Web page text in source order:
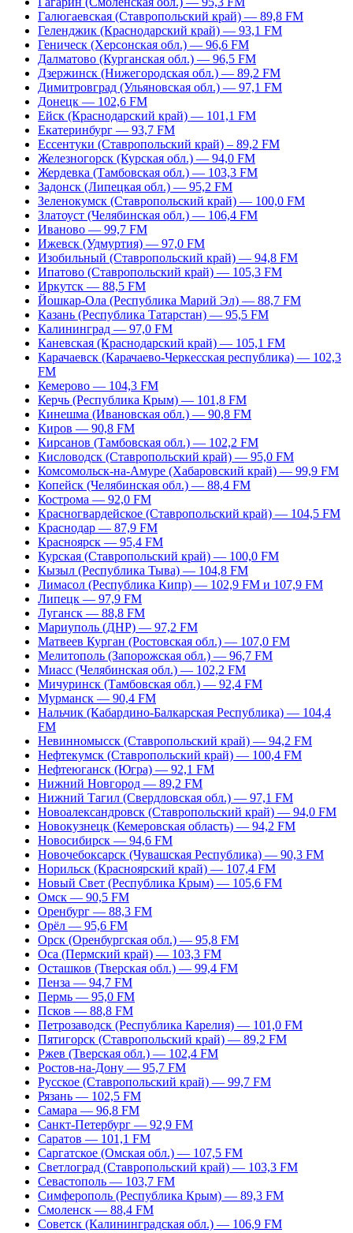
Галюгаевская (Ставропольский край) — 89,8 FM
Геленджик (Краснодарский край) — 93,1 FM
Геническ (Херсонская обл.) — 96,6 FM
Далматово (Курганская обл.) — 96,5 FM
Дзержинск (Нижегородская обл.) — 89,2 FM
Димитровград (Ульяновская обл.) — 97,1 FM
Донецк — 102,6 FM
Ейск (Краснодарский край) — 101,1 FM
Екатеринбург — 93,7 FM
Ессентуки (Ставропольский край) – 89,2 FM
Железногорск (Курская обл.) — 94,0 FM
Жердевка (Тамбовская обл.) — 103,3 FM
Задонск (Липецкая обл.) — 95,2 FM
Зеленокумск (Ставропольский край) — 100,0 FM
Златоуст (Челябинская обл.) — 106,4 FM
Иваново — 99,7 FM
Ижевск (Удмуртия) — 97,0 FM
Изобильный (Ставропольский край) — 94,8 FM
Ипатово (Ставропольский край) — 105,3 FM
Иркутск — 88,5 FM
Йошкар-Ола (Республика Марий Эл) — 88,7 FM
Казань (Республика Татарстан) — 95,5 FM
Калининград — 97,0 FM
Каневская (Краснодарский край) — 105,1 FM
Карачаевск (Карачаево-Черкесская республика) — 102,3
FM
Кемерово — 104,3 FM
Керчь (Республика Крым) — 101,8 FM
Кинешма (Ивановская обл.) — 90,8 FM
Киров — 90,8 FM
Кирсанов (Тамбовская обл.) — 102,2 FM
Кисловодск (Ставропольский край) — 95,0 FM
Комсомольск-на-Амуре (Хабаровский край) — 99,9 FM
Копейск (Челябинская обл.) — 88,4 FM
Кострома — 92,0 FM
Красногвардейское (Ставропольский край) — 104,5 FM
Краснодар — 87,9 FM
Красноярск — 95,4 FM
Курская (Ставропольский край) — 100,0 FM
Кызыл (Республика Тыва) — 104,8 FM
Лимасол (Республика Кипр) — 102,9 FM и 107,9 FM
Липецк — 97,9 FM
Луганск — 88,8 FM
Мариуполь (ДНР) — 97,2 FM
Матвеев Курган (Ростовская обл.) — 107,0 FM
Мелитополь (Запорожская обл.) — 96,7 FM
Миасс (Челябинская обл.) — 102,2 FM
Мичуринск (Тамбовская обл.) — 92,4 FM
Мурманск — 90,4 FM
Нальчик (Кабардино-Балкарская Республика) — 104,4
FM
Невинномысск (Ставропольский край) — 94,2 FM
Нефтекумск (Ставропольский край) — 100,4 FM
Нефтеюганск (Югра) — 92,1 FM
Нижний Новгород — 89,2 FM
Нижний Тагил (Свердловская обл.) — 97,1 FM
Новоалександровск (Ставропольский край) — 94,0 FM
Новокузнецк (Кемеровская область) — 94,2 FM
Новосибирск — 94,6 FM
Новочебоксарск (Чувашская Республика) — 90,3 FM
Норильск (Красноярский край) — 107,4 FM
Новый Свет (Республика Крым) — 105,6 FM
Омск — 90,5 FM
Оренбург — 88,3 FM
Орёл — 95,6 FM
Орск (Оренбургская обл.) — 95,8 FM
Оса (Пермский край) — 103,3 FM
Осташков (Тверская обл.) — 99,4 FM
Пенза — 94,7 FM
Пермь — 95,0 FM
Псков — 88,8 FM
Петрозаводск (Республика Карелия) — 101,0 FM
Пятигорск (Ставропольский край) — 89,2 FM
Ржев (Тверская обл.) — 102,4 FM
Ростов-на-Дону — 95,7 FM
Русское (Ставропольский край) — 99,7 FM
Рязань — 102,5 FM
Самара — 96,8 FM
Санкт-Петербург — 92,9 FM
Саратов — 101,1 FM
Саргатское (Омская обл.) — 107,5 FM
Светлоград (Ставропольский край) — 103,3 FM
Севастополь — 103,7 FM
Симферополь (Республика Крым) — 89,3 FM
Смоленск — 88,4 FM
Советск (Калининградская обл.) — 106,9 FM